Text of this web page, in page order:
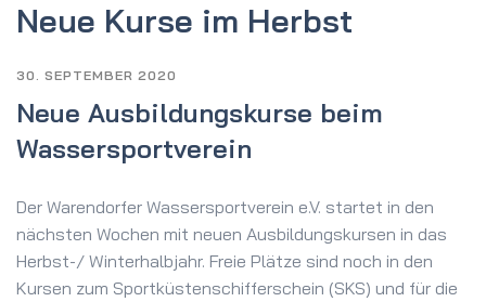
Neue Kurse im Herbst
30. SEPTEMBER 2020
Neue Ausbildungskurse beim
Wassersportverein
Der Warendorfer Wassersportverein e.V. startet in den
nächsten Wochen mit neuen Ausbildungskursen in das
Herbst-/ Winterhalbjahr. Freie Plätze sind noch in den
Kursen zum Sportküstenschifferschein (SKS) und für die